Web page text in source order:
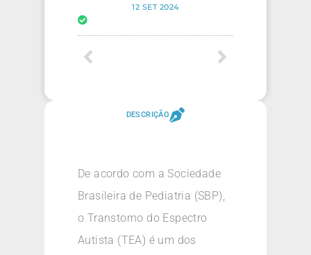
12 SET 2024
DESCRIÇÃO
De acordo com a Sociedade
Brasileira de Pediatria (SBP),
o Transtorno do Espectro
Autista (TEA) é um dos